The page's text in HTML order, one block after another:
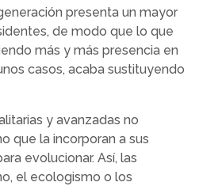
presenta un mayor
de modo que lo que
más y más presencia en
casos, acaba sustituyendo
y avanzadas no
que la incorporan a sus
evolucionar. Así, las
el ecologismo o los